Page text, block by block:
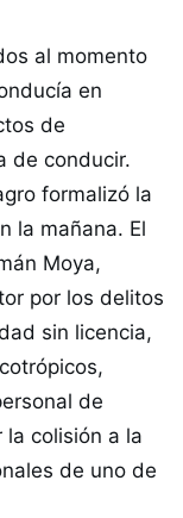
al momento
en
de
de conducir.
formalizó la
la mañana. El
Moya,
por los delitos
sin licencia,
de
colisión a la
de uno de